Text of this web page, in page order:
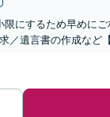
限にするため早めに
／遺言書の作成など